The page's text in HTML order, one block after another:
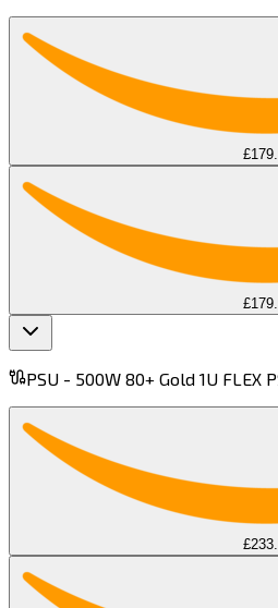
PSU - 500W 80+ Gold 1U FLEX PSU​​​​‌